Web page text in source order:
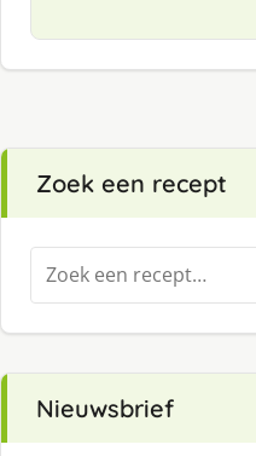
Zoek een recept
Zoeken
naar:
Nieuwsbrief